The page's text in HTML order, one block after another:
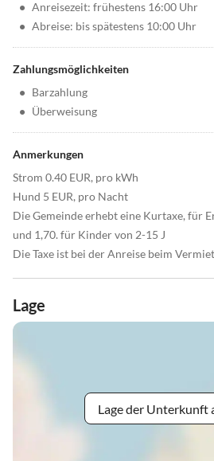
• Anreisezeit: frühestens 16:00 Uhr
• Abreise: bis spätestens 10:00 Uhr
Zahlungsmöglichkeiten
• Barzahlung
• Überweisung
Anmerkungen
Strom 0.40 EUR, pro kWh
Hund 5 EUR, pro Nacht
Die Gemeinde erhebt eine Kurtaxe, für
und 1,70. für Kinder von 2-15 J
Die Taxe ist bei der Anreise beim
Lage
Lage der Unterkunft